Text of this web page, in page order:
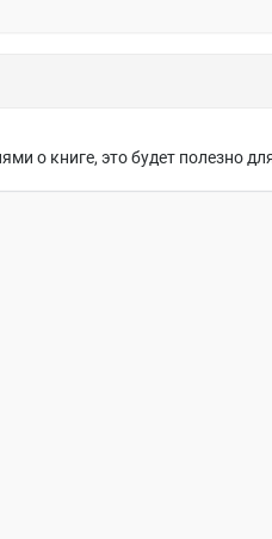
о книге, это будет полезно